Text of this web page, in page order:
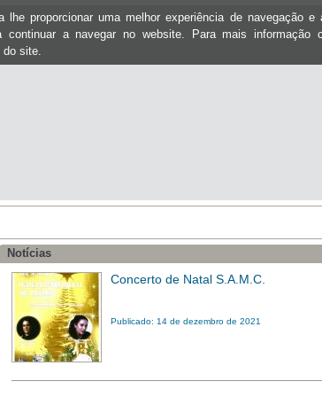
lhe proporcionar uma melhor experiência de navegação
a navegar no website. Para mais informação
do site.
Notícias
Concerto de Natal S.A.M.C.
Publicado: 14 de dezembro de 2021